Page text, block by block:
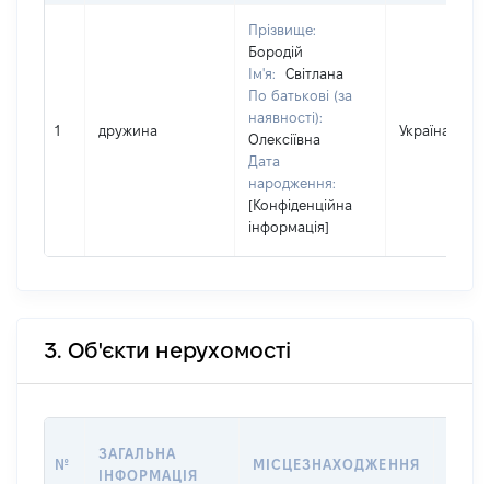
1 дружина
Прізвище:
Бородій
Ім'я:
Світлана
По батькові (за
наявності):
Олексіївна
Дата
народження:
[Конфіденційна
інформація]
Україна
3. Об'єкти нерухомості
№
ЗАГАЛЬНА
ІНФОРМАЦІЯ
МІСЦЕЗНАХОДЖЕННЯ